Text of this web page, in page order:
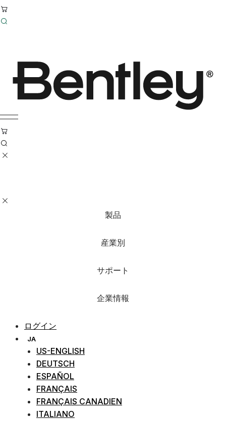
製品
産業別
サポート
企業情報
ログイン
JA
US-ENGLISH
DEUTSCH
ESPAÑOL
FRANÇAIS
FRANÇAIS CANADIEN
ITALIANO